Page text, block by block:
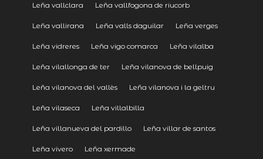
Leña vallclara Leña vallfogona de riucorb
Leña vallirana Leña valls daguilar Leña verges
Leña vidreres Leña vigo comarca Leña vilalba
Leña vilallonga de ter Leña vilanova de bellpuig
Leña vilanova del vallès Leña vilanova i la geltru
Leña vilaseca Leña villalbilla
Leña villanueva del pardillo Leña villar de santos
Leña vivero Leña xermade